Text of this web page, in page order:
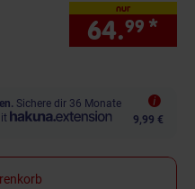
nur
64.99 *
Sichere dir 36 Monate
9,99 €